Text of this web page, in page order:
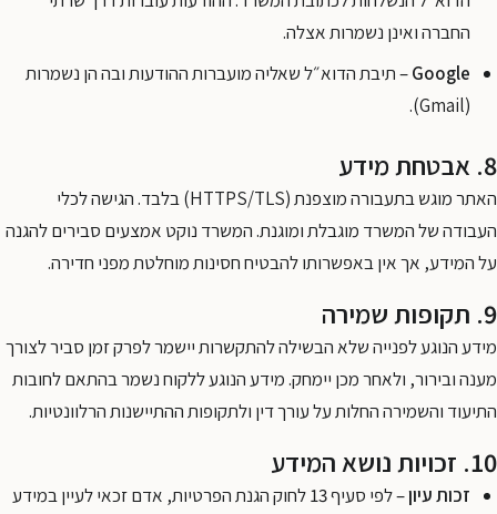
החברה ואינן נשמרות אצלה.
Google– תיבת הדוא״ל שאליה מועברות ההודעות ובה הן נשמרות
(Gmail).
8. אבטחת מידע
האתר מוגש בתעבורה מוצפנת (HTTPS/TLS) בלבד. הגישה לכלי
העבודה של המשרד מוגבלת ומוגנת. המשרד נוקט אמצעים סבירים להגנה
על המידע, אך אין באפשרותו להבטיח חסינות מוחלטת מפני חדירה.
9. תקופות שמירה
מידע הנוגע לפנייה שלא הבשילה להתקשרות יישמר לפרק זמן סביר לצורך
מענה ובירור, ולאחר מכן יימחק. מידע הנוגע ללקוח נשמר בהתאם לחובות
התיעוד והשמירה החלות על עורך דין ולתקופות ההתיישנות הרלוונטיות.
10. זכויות נושא המידע
זכות עיון
– לפי סעיף 13 לחוק הגנת הפרטיות, אדם זכאי לעיין במידע